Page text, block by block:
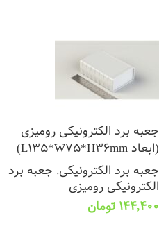
جعبه برد الکترونیکی رومیزی
(ابعاد L135*W75*H36mm)
جعبه برد الکترونیکی, جعبه برد
الکترونیکی رومیزی
144,400 تومان